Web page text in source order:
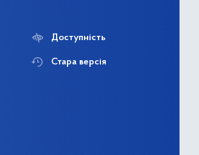
Доступність
Стара версія